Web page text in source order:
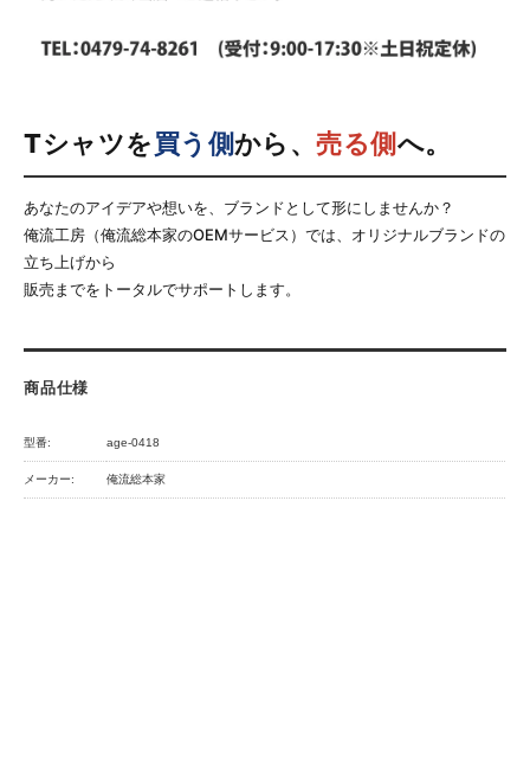
Tシャツを買う側から、売る側へ。
あなたのアイデアや想いを、ブランドとして形にしませんか？
俺流工房（俺流総本家のOEMサービス）では、オリジナルブランドの
立ち上げから
販売までをトータルでサポートします。
商品仕様
型番: age-0418
メーカー: 俺流総本家